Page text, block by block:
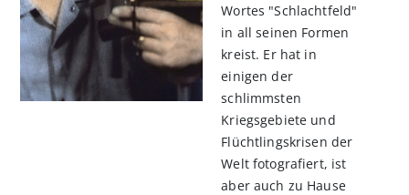
Wortes "Schlachtfeld"
in all seinen Formen
kreist. Er hat in
einigen der
schlimmsten
Kriegsgebiete und
Flüchtlingskrisen der
Welt fotografiert, ist
aber auch zu Hause